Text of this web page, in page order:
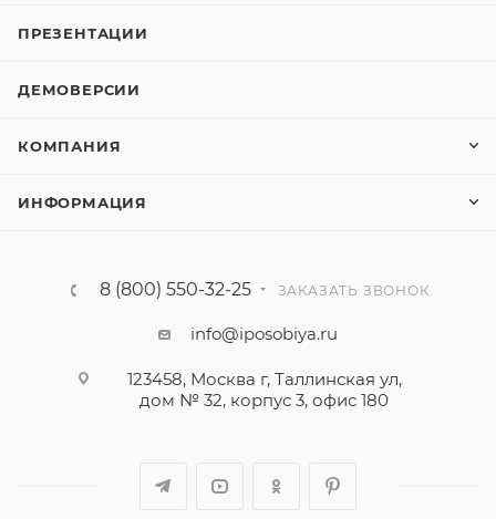
ПРЕЗЕНТАЦИИ
ДЕМОВЕРСИИ
КОМПАНИЯ
ИНФОРМАЦИЯ
8 (800) 550-32-25 ЗАКАЗАТЬ ЗВОНОК
info@iposobiya.ru
123458, Москва г, Таллинская ул,
дом № 32, корпус 3, офис 180